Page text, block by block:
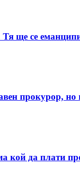
ще се
прокурор,
кой да плати